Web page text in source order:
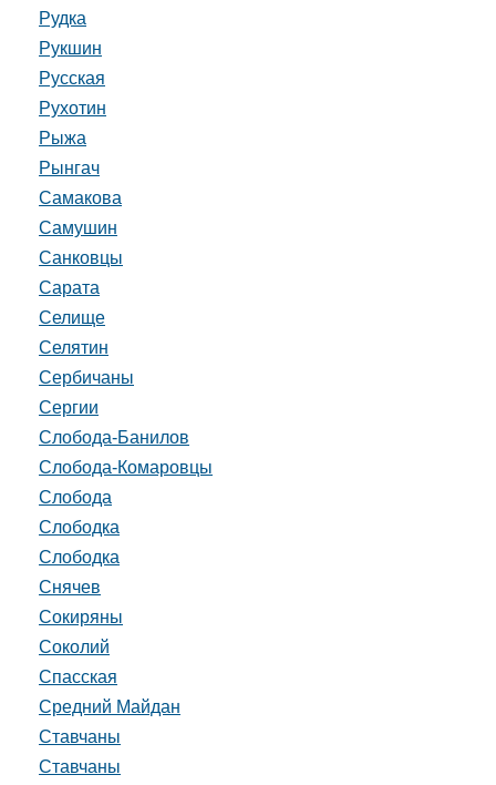
Рудка
Рукшин
Русская
Рухотин
Рыжа
Рынгач
Самакова
Самушин
Санковцы
Сарата
Селище
Селятин
Сербичаны
Сергии
Слобода-Банилов
Слобода-Комаровцы
Слобода
Слободка
Слободка
Снячев
Сокиряны
Соколий
Спасская
Средний Майдан
Ставчаны
Ставчаны